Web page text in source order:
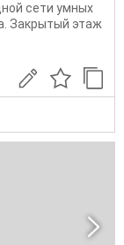
cети умных
Закрытый этаж